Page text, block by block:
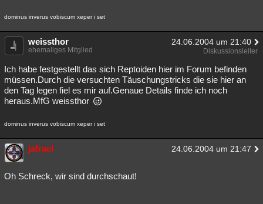
dominus inverus vobiscum xeper i set
weissthor 24.06.2004 um 21:40
ehemaliges Mitglied Diskussionsleiter
Ich habe festgestellt das sich Reptoiden hier im Forum befinden
müssen.Durch die versuchten Täuschungstricks die sie hier an
den Tag legen fiel es mir auf.Genaue Details finde ich noch
heraus.MfG weissthor
dominus inverus vobiscum xeper i set
jafrael 24.06.2004 um 21:47
Oh Schreck, wir sind durchschaut!